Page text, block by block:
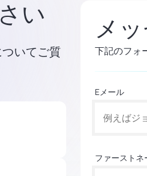
い
いてご質
メ
下記のフォ
Eメール
ファーストネ